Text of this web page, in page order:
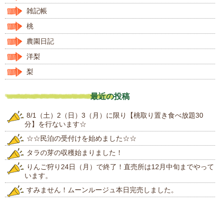
雑記帳
桃
農園日記
洋梨
梨
最近の投稿
8/1（土）2（日）3（月）に限り【桃取り置き食べ放題30
分】を行ないます☆
☆☆民泊の受付けを始めました☆☆
タラの芽の収穫始まりました！
りんご狩り24日（月）で終了！直売所は12月中旬までやって
います。
すみません！ムーンルージュ本日完売しました。